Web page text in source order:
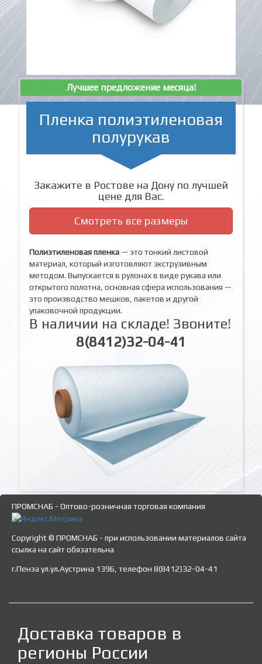
Лучшее предложение месяца!
Пленка полиэтиленовая
полурукав
Закажите в Ростове на Дону по лучшей
цене для Вас.
Смотреть все размеры
Полиэтиленовая пленка — это тонкий листовой
материал, который изготовляют экструзивным
методом. Выпускается в рулонах в виде рукава или
открытого полотна, основная сфера использования —
это производство мешков, пакетов и другой
упаковочной продукции.
В наличии на складе! Звоните!
8(8412)32-04-41
ПРОМСНАБ - Оптово-розничная торговая компания
Copyright © ПРОМСНАБ - при использовании материалов сайта
ссылка на сайт обязательна
г.Пенза ул.ул.Аустрина 139Б, телефон 8(8412)32-04-41
Доставка товаров в
регионы России